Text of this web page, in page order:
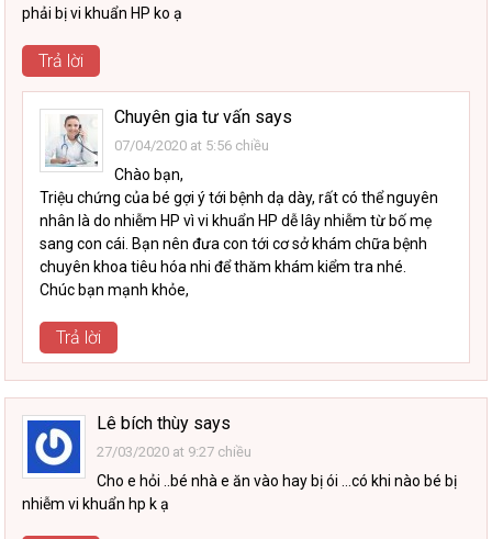
phải bị vi khuẩn HP ko ạ
Trả lời
Chuyên gia tư vấn says
07/04/2020 at 5:56 chiều
Chào bạn,
Triệu chứng của bé gợi ý tới bệnh dạ dày, rất có thể nguyên
nhân là do nhiễm HP vì vi khuẩn HP dễ lây nhiễm từ bố mẹ
sang con cái. Bạn nên đưa con tới cơ sở khám chữa bệnh
chuyên khoa tiêu hóa nhi để thăm khám kiểm tra nhé.
Chúc bạn mạnh khỏe,
Trả lời
Lê bích thùy says
27/03/2020 at 9:27 chiều
Cho e hỏi ..bé nhà e ăn vào hay bị ói …có khi nào bé bị
nhiễm vi khuẩn hp k ạ